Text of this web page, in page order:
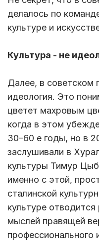
делалось по
культуре и
Культура - не
Далее, в советском
идеология. Это
цветет махровым
когда в этом
30–60 е годы, но в
заслушивали в
культуры Тимур
именно с этой,
сталинской
культуре
мыслей правящей